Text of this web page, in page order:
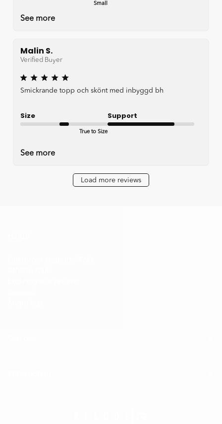
Small
See more
Malin S.
Verified Buyer
Smickrande topp och skönt med inbyggd bh
Size
True to Size
Support
See more
Load more reviews